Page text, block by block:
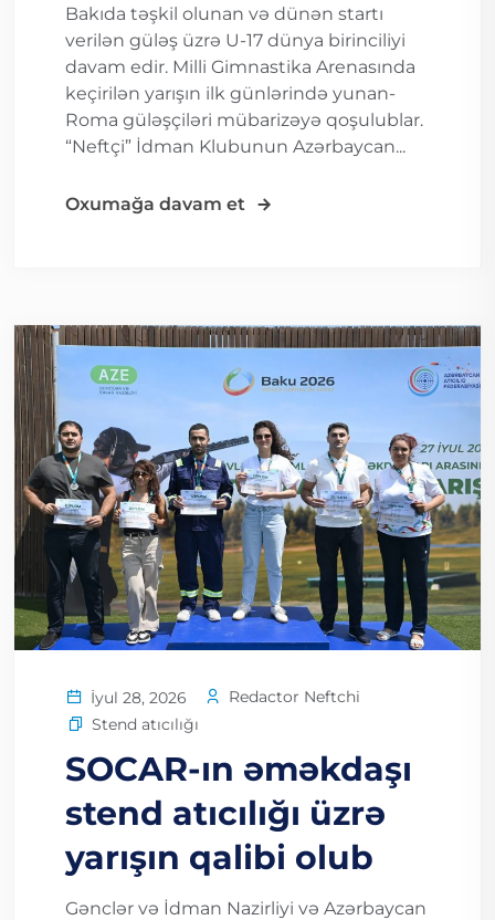
Bakıda təşkil olunan və dünən startı
verilən güləş üzrə U-17 dünya birinciliyi
davam edir. Milli Gimnastika Arenasında
keçirilən yarışın ilk günlərində yunan-
Roma güləşçiləri mübarizəyə qoşulublar.
“Neftçi” İdman Klubunun Azərbaycan...
Oxumağa davam et
İyul 28, 2026
Redactor Neftchi
Stend atıcılığı
SOCAR-ın əməkdaşı
stend atıcılığı üzrə
yarışın qalibi olub
Gənclər və İdman Nazirliyi və Azərbaycan